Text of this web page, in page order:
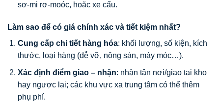
sơ-mi rơ-moóc, hoặc xe cẩu.
Làm sao để có giá chính xác và tiết kiệm nhất?
Cung cấp chi tiết hàng hóa: khối lượng, số kiện, kích
thước, loại hàng (dễ vỡ, nông sản, máy móc…).
Xác định điểm giao – nhận: nhận tận nơi/giao tại kho
hay ngược lại; các khu vực xa trung tâm có thể thêm
phụ phí.